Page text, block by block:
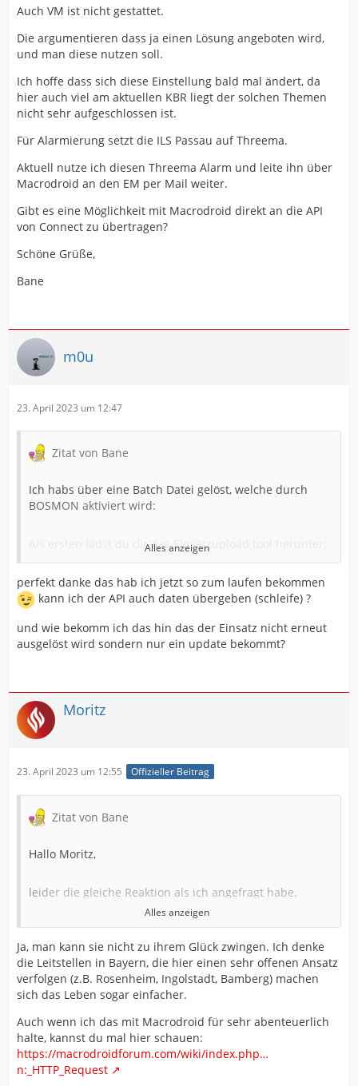
Auch VM ist nicht gestattet.
Die argumentieren dass ja einen Lösung angeboten wird,
und man diese nutzen soll.
Ich hoffe dass sich diese Einstellung bald mal ändert, da
hier auch viel am aktuellen KBR liegt der solchen Themen
nicht sehr aufgeschlossen ist.
Für Alarmierung setzt die ILS Passau auf Threema.
Aktuell nutze ich diesen Threema Alarm und leite ihn über
Macrodroid an den EM per Mail weiter.
Gibt es eine Möglichkeit mit Macrodroid direkt an die API
von Connect zu übertragen?
Schöne Grüße,
Bane
m0u
23. April 2023 um 12:47
Zitat von Bane
Ich habs über eine Batch Datei gelöst, welche durch
BOSMON aktiviert wird:
Als ersten lädst du dir das Einsatzupload tool herunter:
EinsatzUpload.zip
Dann erstellst du dir eine Batch Datei mit folgendem
C:\EinsatzUpload.exe -S "Einsatz für FFW XYZ" -A "Ort" -K
Für die EinsatzUpload.exe musst du natürlich den
richtigen Pfad einsetzen, wo die Datei bei dir liegt.
-S gibt das Einsatzstichwort an, hier kannst du
reinschrieben was beim Alarm in der App angezeigt
wird
-A gibt den Einsatzort an. Da es ein Pflichtfeld ist habe
ich hier nur "Ort" eingetragen, da diese Info ja beim
Bosmon Alarm noch nicht vorliegt.
-K hier gibts die deinen Authentifizierungsschlüssel ein
(ohne ""), welchen du in Connect unter "Schnittstellen",
Dann sollte alles funktionieren.
Alles anzeigen
perfekt danke das hab ich jetzt so zum laufen bekommen
kann ich der API auch daten übergeben (schleife) ?
und wie bekomm ich das hin das der Einsatz nicht erneut
ausgelöst wird sondern nur ein update bekommt?
Moritz
23. April 2023 um 12:55 Offizieller Beitrag
Zitat von Bane
Hallo Moritz,
leider die gleiche Reaktion als ich angefragt habe.
Die ILS Passau hat einen eigenen Einsatzmonitor
entwickelt (webbasiert), welcher aber nur im
Gerätehaus hängt und die Einsatzdaten anzeigt.
Die sind hier auch sehr restriktiv und verlangen dafür
einen eigenen Rechner auf dem sonst nichts installiert
sein darf, und sie auch Zugriff drauf haben.
Auch VM ist nicht gestattet.
Alles anzeigen
Ja, man kann sie nicht zu ihrem Glück zwingen. Ich denke
die Leitstellen in Bayern, die hier einen sehr offenen Ansatz
verfolgen (z.B. Rosenheim, Ingolstadt, Bamberg) machen
sich das Leben sogar einfacher.
Auch wenn ich das mit Macrodroid für sehr abenteuerlich
halte, kannst du mal hier schauen:
https://macrodroidforum.com/wiki/index.php…
n:_HTTP_Request